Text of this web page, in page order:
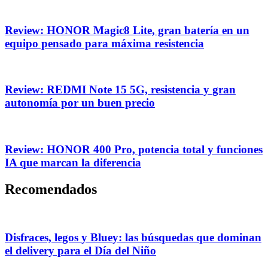
Review: HONOR Magic8 Lite, gran batería en un
equipo pensado para máxima resistencia
Review: REDMI Note 15 5G, resistencia y gran
autonomía por un buen precio
Review: HONOR 400 Pro, potencia total y funciones
IA que marcan la diferencia
Recomendados
Disfraces, legos y Bluey: las búsquedas que dominan
el delivery para el Día del Niño